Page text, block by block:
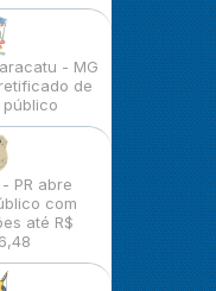
- MG
de
PR abre
com
até R$